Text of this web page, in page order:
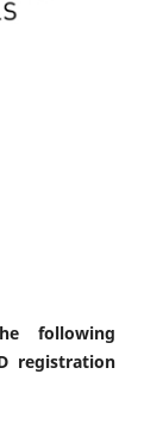
following
registration